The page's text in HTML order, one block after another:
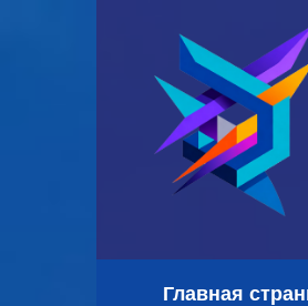
Главная